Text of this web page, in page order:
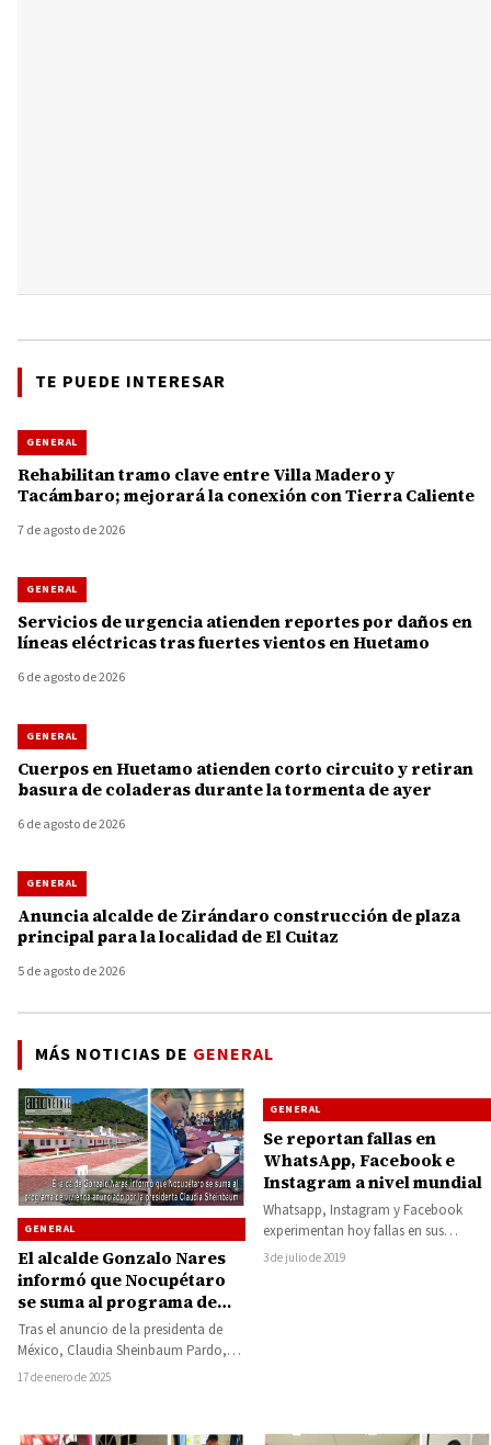
TE PUEDE INTERESAR
GENERAL
Rehabilitan tramo clave entre Villa Madero y
Tacámbaro; mejorará la conexión con Tierra Caliente
7 de agosto de 2026
GENERAL
Servicios de urgencia atienden reportes por daños en
líneas eléctricas tras fuertes vientos en Huetamo
6 de agosto de 2026
GENERAL
Cuerpos en Huetamo atienden corto circuito y retiran
basura de coladeras durante la tormenta de ayer
6 de agosto de 2026
GENERAL
Anuncia alcalde de Zirándaro construcción de plaza
principal para la localidad de El Cuitaz
5 de agosto de 2026
MÁS NOTICIAS DE GENERAL
GENERAL
El alcalde Gonzalo Nares
informó que Nocupétaro
se suma al programa de
vivienda anunciado por la
presidenta Claudia
Sheinbaum
Tras el anuncio de la presidenta de
México, Claudia Sheinbaum Pardo,
sobre la implementación de un
17 de enero de 2025
GENERAL
Se reportan fallas en
WhatsApp, Facebook e
Instagram a nivel mundial
Whatsapp, Instagram y Facebook
experimentan hoy fallas en sus
sistemas que impiden la descarga de
3 de julio de 2019